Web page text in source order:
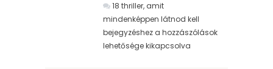
18 thriller, amit
mindenképpen látnod kell
bejegyzéshez a hozzászólások
lehetősége kikapcsolva